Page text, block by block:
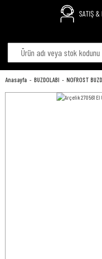
SATIŞ &
Anasayfa BUZDOLABI NOFROST